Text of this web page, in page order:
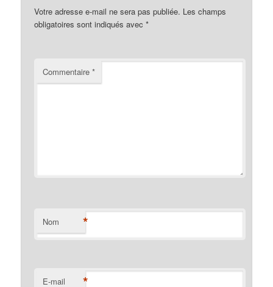
Votre adresse e-mail ne sera pas publiée. Les champs
obligatoires sont indiqués avec*
Commentaire*
Nom *
E-mail *